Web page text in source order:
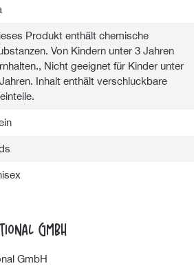
Produkt enthält chemische
Von Kindern unter 3 Jahren
Nicht geeignet für Kinder unter
Inhalt enthält verschluckbare
GmbH
GmbH